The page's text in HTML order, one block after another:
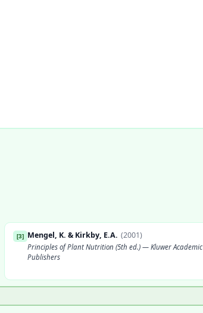
[3] Mengel, K. & Kirkby, E.A. (2001)
Principles of Plant Nutrition (5th ed.) — Kluwer Academic
Publishers